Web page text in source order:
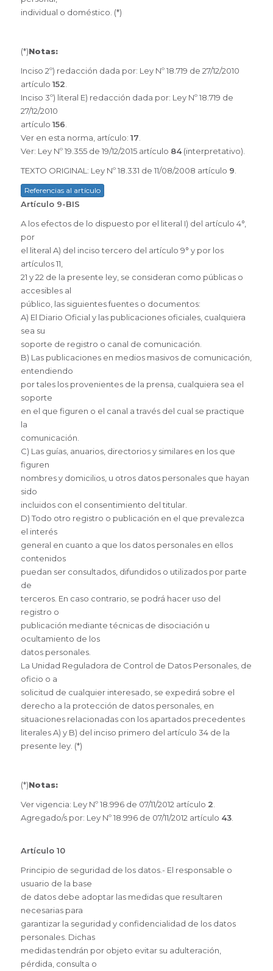
individual o doméstico. (*)
(*)Notas:
Inciso 2º) redacción dada por: Ley Nº 18.719 de 27/12/2010
artículo152
Inciso 3º) literal E) redacción dada por: Ley Nº 18.719 de
27/12/2010
artículo156
Ver en esta norma, artículo:17
Ver: Ley Nº 19.355 de 19/12/2015 artículo 84(interpretativo).
TEXTO ORIGINAL: Ley Nº 18.331 de 11/08/2008 artículo 9
Referencias al artículo
Artículo 9-BIS
A los efectos de lo dispuesto por el literal I) del artículo 4°,
por
el literal A) del inciso tercero del artículo 9° y por los
artículos 11,
21 y 22 de la presente ley, se consideran como públicas o
accesibles al
público, las siguientes fuentes o documentos:
A) El Diario Oficial y las publicaciones oficiales, cualquiera
sea su
soporte de registro o canal de comunicación.
B) Las publicaciones en medios masivos de comunicación,
entendiendo
por tales los provenientes de la prensa, cualquiera sea el
soporte
en el que figuren o el canal a través del cual se practique
la
comunicación.
C) Las guías, anuarios, directorios y similares en los que
figuren
nombres y domicilios, u otros datos personales que hayan
sido
incluidos con el consentimiento del titular.
D) Todo otro registro o publicación en el que prevalezca
el interés
general en cuanto a que los datos personales en ellos
contenidos
puedan ser consultados, difundidos o utilizados por parte
de
terceros. En caso contrario, se podrá hacer uso del
registro o
publicación mediante técnicas de disociación u
ocultamiento de los
datos personales.
La Unidad Reguladora de Control de Datos Personales, de
oficio o a
solicitud de cualquier interesado, se expedirá sobre el
derecho a la protección de datos personales, en
situaciones relacionadas con los apartados precedentes
literales A) y B) del inciso primero del artículo 34 de la
presente ley. (*)
(*)Notas:
Ver vigencia: Ley Nº 18.996 de 07/11/2012 artículo 2.
Agregado/s por: Ley Nº 18.996 de 07/11/2012 artículo 43.
Artículo 10
Principio de seguridad de los datos.- El responsable o
usuario de la base
de datos debe adoptar las medidas que resultaren
necesarias para
garantizar la seguridad y confidencialidad de los datos
personales. Dichas
medidas tendrán por objeto evitar su adulteración,
pérdida, consulta o